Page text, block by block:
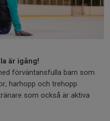
är igång!
förväntansfulla barn som
harhopp och trehopp
som också är aktiva